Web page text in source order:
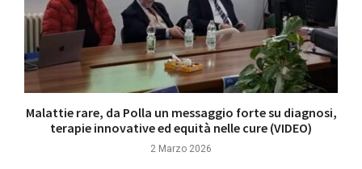
Malattie rare, da Polla un messaggio forte su diagnosi,
terapie innovative ed equità nelle cure (VIDEO)
2 Marzo 2026